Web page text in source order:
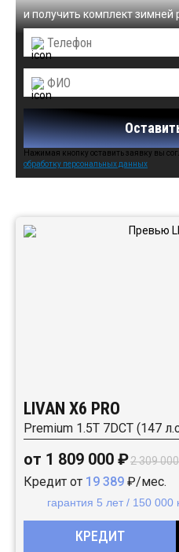
и получить комплект зимней
Нажимая кнопку оставить заявку вы
обработку персональных данных
LIVAN X6 PRO
Premium 1.5T 7DCT (147
от 1 809 000 ₽2 309
Кредит от 19 389 ₽/мес.
гарантия 5 лет / 150 000
КРЕДИТ